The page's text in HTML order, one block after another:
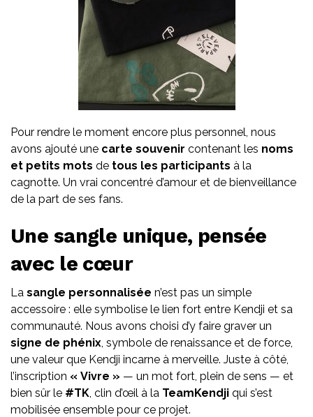
Pour rendre le moment encore plus personnel, nous
avons ajouté une carte souvenir contenant les noms
et petits mots de tous les participants à la
cagnotte. Un vrai concentré d’amour et de bienveillance
de la part de ses fans.
Une sangle unique, pensée
avec le cœur
La sangle personnalisée n’est pas un simple
accessoire : elle symbolise le lien fort entre Kendji et sa
communauté. Nous avons choisi d’y faire graver un
signe de phénix , symbole de renaissance et de force,
une valeur que Kendji incarne à merveille. Juste à côté,
l’inscription « Vivre » — un mot fort, plein de sens — et
bien sûr le #TK , clin d’œil à la TeamKendji qui s’est
mobilisée ensemble pour ce projet.